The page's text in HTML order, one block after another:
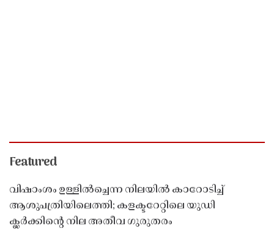
Featured
വിഷാംശം ഉള്ളിൽച്ചെന്ന നിലയിൽ കാറോടിച്ച്
ആശുപത്രിയിലെത്തി; കളക്ടറേറ്റിലെ യുഡി
ക്ലർക്കിൻ്റെ നില അതീവ ഗുരുതരം